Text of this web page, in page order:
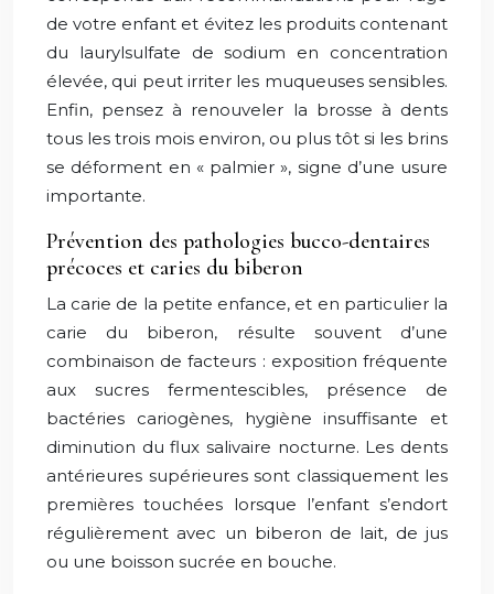
de votre enfant et évitez les produits contenant
du laurylsulfate de sodium en concentration
élevée, qui peut irriter les muqueuses sensibles.
Enfin, pensez à renouveler la brosse à dents
tous les trois mois environ, ou plus tôt si les brins
se déforment en « palmier », signe d’une usure
importante.
Prévention des pathologies bucco-dentaires
précoces et caries du biberon
La carie de la petite enfance, et en particulier la
carie du biberon, résulte souvent d’une
combinaison de facteurs : exposition fréquente
aux sucres fermentescibles, présence de
bactéries cariogènes, hygiène insuffisante et
diminution du flux salivaire nocturne. Les dents
antérieures supérieures sont classiquement les
premières touchées lorsque l’enfant s’endort
régulièrement avec un biberon de lait, de jus
ou une boisson sucrée en bouche.